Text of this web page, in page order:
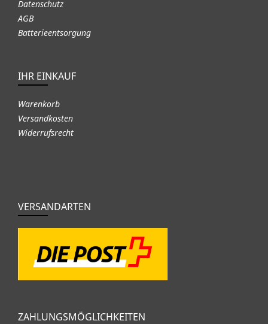
Datenschutz
AGB
Batterieentsorgung
IHR EINKAUF
Warenkorb
Versandkosten
Widerrufsrecht
VERSANDARTEN
ZAHLUNGSMÖGLICHKEITEN